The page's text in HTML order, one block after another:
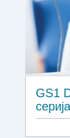
GS1